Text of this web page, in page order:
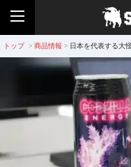
トップ > 商品情報 > 日本を代表する大